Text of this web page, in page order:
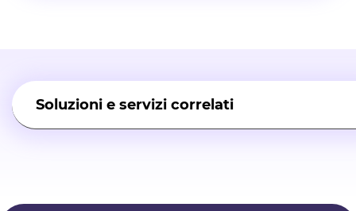
Soluzioni e servizi correlati
Aziendale